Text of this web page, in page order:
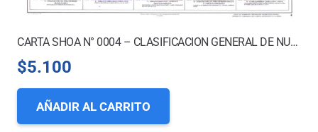
CARTA SHOA N° 0004 – CLASIFICACION GENERAL DE NUBES
$5.100
AÑADIR AL CARRITO